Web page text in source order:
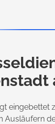
eingebettet
Ausläufern